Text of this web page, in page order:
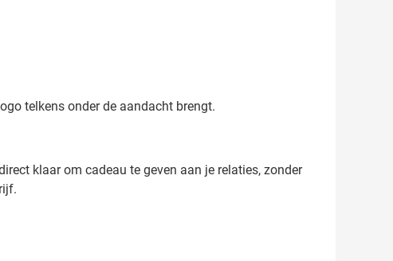
telkens onder de aandacht brengt.
klaar om cadeau te geven aan je relaties, zonder